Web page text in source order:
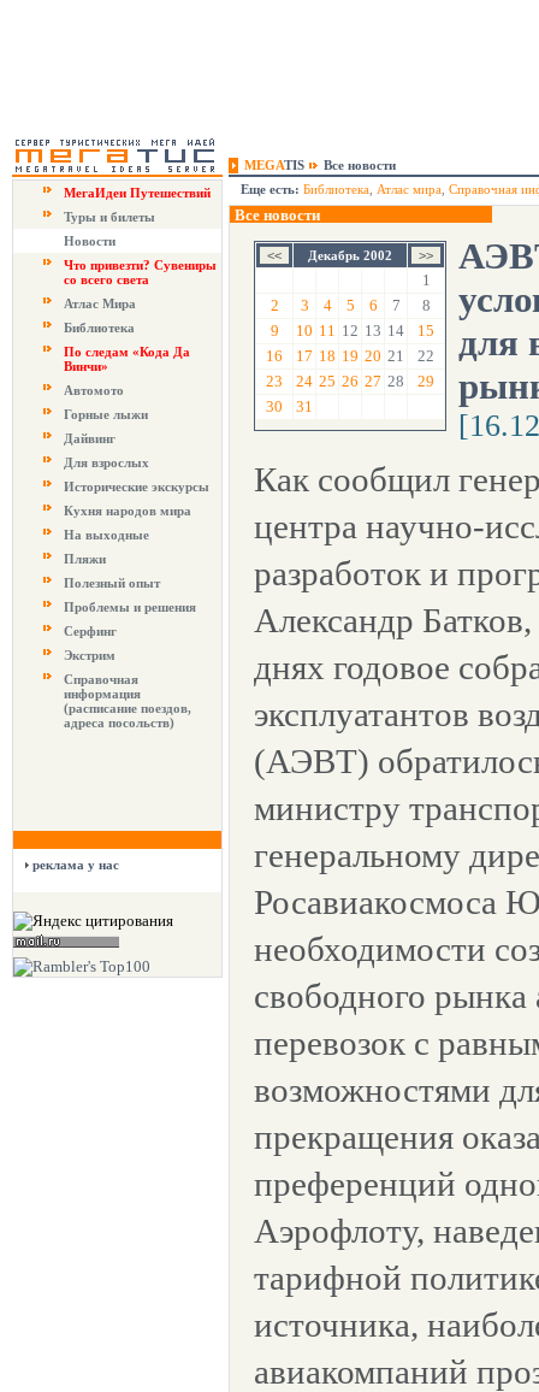
MEGATIS
Все новости
МегаИдеи Путешествий
Туры и билеты
Новости
Что привезти? Сувениры
со всего света
Атлас Мира
Библиотека
По следам «Кода Да
Винчи»
Автомото
Горные лыжи
Дайвинг
Для взрослых
Исторические экскурсы
Кухня народов мира
На выходные
Пляжи
Полезный опыт
Проблемы и решения
Серфинг
Экстрим
Справочная
информация
(расписание поездов,
адреса посольств)
реклама у нас
Еще есть: Библиотека Атлас мира Справочная
Все новости
Декабрь 2002
1
2
3 4 5 6 7
8
9
10 11 12 13 14
15
16
17 18 19 20 21
22
23
24 25 26 27 28
29
30
31
для
Как сообщил
центра научно-
разработок и
Александр
днях годовое
эксплуатантов
(АЭВТ)
министру
генеральному
Росавиакосмоса
необходимости
свободного
перевозок с
возможностями
прекращения
преференций
Аэрофлоту,
тарифной
источника,
авиакомпаний